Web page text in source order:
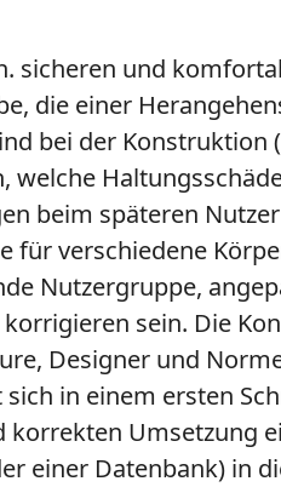
sicheren und
die einer
bei der Konstruktion
welche
beim späteren
für verschiedene
Nutzergruppe,
sein. Die
Designer und
in einem ersten
Umsetzung
einer Datenbank) in